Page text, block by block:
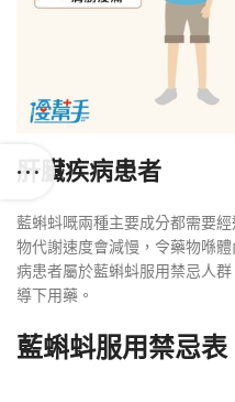
肝臟疾病患者
藍蝌蚪嘅兩種主要成分都需要
物代謝速度會減慢，令藥物喺
病患者屬於藍蝌蚪服用禁忌人
導下用藥。
藍蝌蚪服用禁忌表